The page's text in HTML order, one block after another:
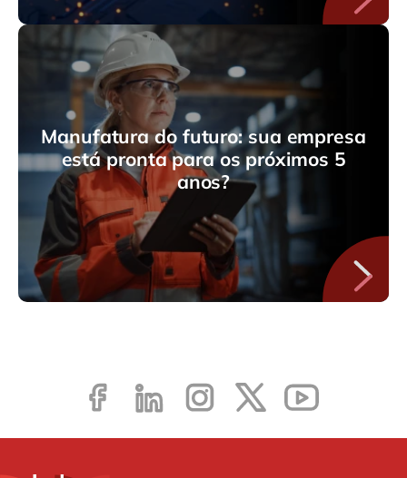
Manufatura do futuro: sua empresa
está pronta para os próximos 5
anos?